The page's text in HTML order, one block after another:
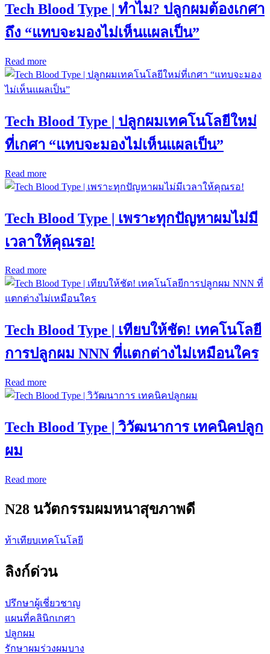
Tech Blood Type | ทำไม? ปลูกผมต้องเกศา
ถึง “แทบจะมองไม่เห็นแผลเป็น”
Read more
Tech Blood Type | ปลูกผมเทคโนโลยีใหม่
ที่เกศา “แทบจะมองไม่เห็นแผลเป็น”
Read more
Tech Blood Type | เพราะทุกปัญหาผมไม่มี
เวลาให้คุณรอ!
Read more
Tech Blood Type | เทียบให้ชัด! เทคโนโลยี
การปลูกผม NNN ที่แตกต่างไม่เหมือนใคร
Read more
Tech Blood Type | วิวัฒนาการ เทคนิคปลูก
ผม
Read more
N28 นวัตกรรมผมหนาสุขภาพดี
ท้าเทียบเทคโนโลยี
ลิงก์ด่วน
ปรึกษาผู้เชี่ยวชาญ
แผนที่คลินิกเกศา
ปลูกผม
รักษาผมร่วงผมบาง